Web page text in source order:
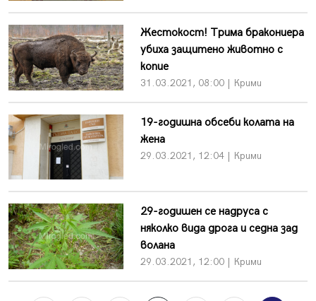
Жестокост! Трима бракониера
убиха защитено животно с
копие
31.03.2021, 08:00 | Крими
19-годишна обсеби колата на
жена
29.03.2021, 12:04 | Крими
29-годишен се надруса с
няколко вида дрога и седна зад
волана
29.03.2021, 12:00 | Крими